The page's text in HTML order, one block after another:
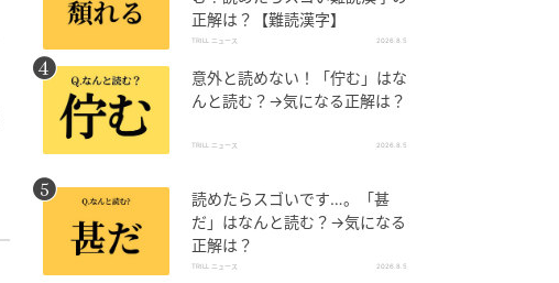
正解は？【難読漢字】
TRILL ニュース 2026.8.5
意外と読めない！「佇む」はな
んと読む？→気になる正解は？
TRILL ニュース 2026.8.5
読めたらスゴいです…。「甚
だ」はなんと読む？→気になる
正解は？
TRILL ニュース 2026.8.5